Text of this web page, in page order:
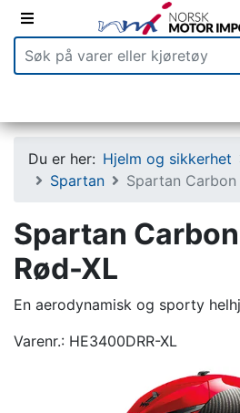
Du er her: Hjelm og sikkerhet
Spartan
Spartan
Spartan
Rød-XL
En aerodynamisk og sporty
Varenr.: HE3400DRR-XL